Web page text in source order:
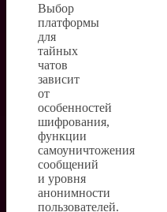
Выбор
платформы
для
тайных
чатов
зависит
от
особенностей
шифрования,
функции
самоуничтожения
сообщений
и уровня
анонимности
пользователей.